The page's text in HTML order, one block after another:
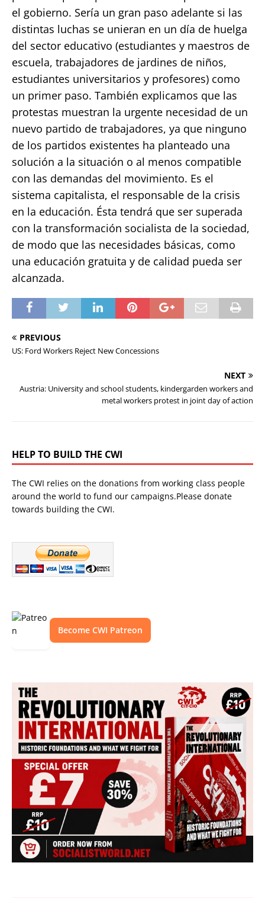
el gobierno. Sería un gran paso adelante si las
distintas luchas se unieran en un día de huelga
del sector educativo (estudiantes y maestros de
escuela, trabajadores de jardines de niños,
estudiantes universitarios y profesores) como
un primer paso. También explicamos que las
protestas muestran la urgente necesidad de un
nuevo partido de trabajadores, ya que ninguno
de los partidos existentes ha planteado una
solución a la situación o al menos compatible
con las demandas del movimiento. Es el
sistema capitalista, el responsable de la crisis
en la educación. Ésta tendrá que ser superada
con la transformación socialista de la sociedad,
de modo que las necesidades básicas, como
una educación gratuita y de calidad pueda ser
alcanzada.
PREVIOUS
US: Ford Workers Reject New Concessions
NEXT
Austria: University and school students, kindergarden workers and
metal workers protest in joint day of action
HELP TO BUILD THE CWI
The CWI relies on the donations from working class people
around the world to fund our campaigns.Please donate
towards building the CWI.
Become CWI Patreon